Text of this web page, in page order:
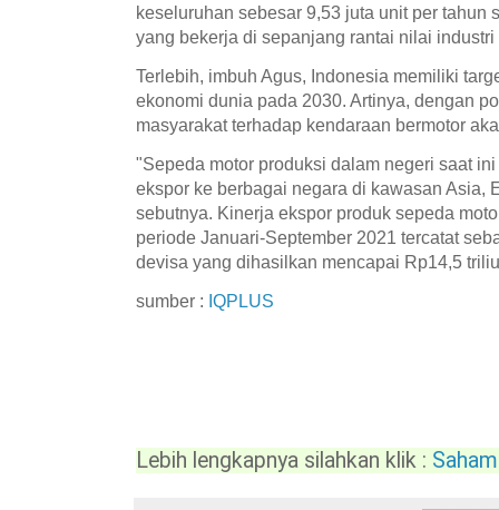
keseluruhan sebesar 9,53 juta unit per tahun
yang bekerja di sepanjang rantai nilai industri
Terlebih, imbuh Agus, Indonesia memiliki
ekonomi dunia pada 2030. Artinya, dengan
masyarakat terhadap kendaraan bermotor
"Sepeda motor produksi dalam negeri saat
ekspor ke berbagai negara di kawasan Asia,
sebutnya. Kinerja ekspor produk sepeda
periode Januari-September 2021 tercatat
devisa yang dihasilkan mencapai Rp14,5
sumber : IQPLUS
Lebih lengkapnya silahkan klik :